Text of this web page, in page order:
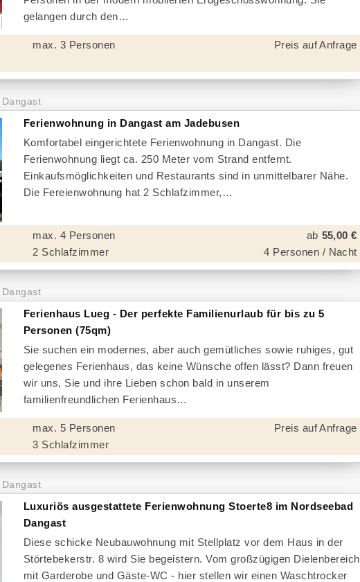
gelangen durch den
max. 3 Personen Preis auf Anfrage
Dangast
Ferienwohnung in Dangast am Jadebusen
Komfortabel eingerichtete Ferienwohnung in Dangast. Die
Ferienwohnung liegt ca. 250 Meter vom Strand entfernt.
Einkaufsmöglichkeiten und Restaurants sind in unmittelbarer Nähe.
Die Fereienwohnung hat 2 Schlafzimmer,
max. 4 Personen
2 Schlafzimmer
ab 55,00 €
4 Personen / Nacht
Dangast
Ferienhaus Lueg - Der perfekte Familienurlaub für bis zu 5
Personen (75qm)
Sie suchen ein modernes, aber auch gemütliches sowie ruhiges, gut
gelegenes Ferienhaus, das keine Wünsche offen lässt? Dann freuen
wir uns, Sie und ihre Lieben schon bald in unserem
familienfreundlichen Ferienhaus
max. 5 Personen
3 Schlafzimmer
Preis auf Anfrage
Dangast
Luxuriös ausgestattete Ferienwohnung Stoerte8 im Nordseebad
Dangast
Diese schicke Neubauwohnung mit Stellplatz vor dem Haus in der
Störtebekerstr. 8 wird Sie begeistern. Vom großzügigen Dielenbereich
mit Garderobe und Gäste-WC - hier stellen wir einen Waschtrocker